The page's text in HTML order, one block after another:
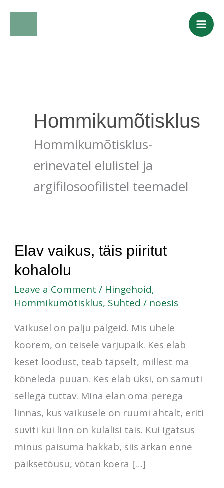
Hommikumõtisklus
Hommikumõtisklus-
erinevatel elulistel ja
argifilosoofilistel teemadel
Elav vaikus, täis piiritut
kohalolu
Leave a Comment / Hingehoid,
Hommikumõtisklus, Suhted / noesis
Vaikusel on palju palgeid. Mis ühele
koorem, on teisele varjupaik. Kes elab
keset loodust, teab täpselt, millest ma
kõneleda püüan. Kes elab üksi, on samuti
sellega tuttav. Mina elan oma perega
linnas, kus vaikusele on ruumi ahtalt, eriti
suviti kui linn on külalisi täis. Kui igatsus
minus paisuma hakkab, siis ärkan enne
päiksetõusu, võtan koera […]
Elav
vaikus,
piiritut